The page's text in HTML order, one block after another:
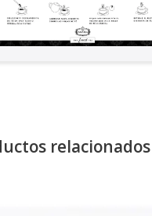
relacionados